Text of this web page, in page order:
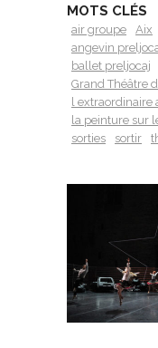
MOTS CLÉS
air groupe Aix
angevin
ballet preljocaj
Grand Théâtre
l extraordinaire
la peinture sur
sorties
sortir